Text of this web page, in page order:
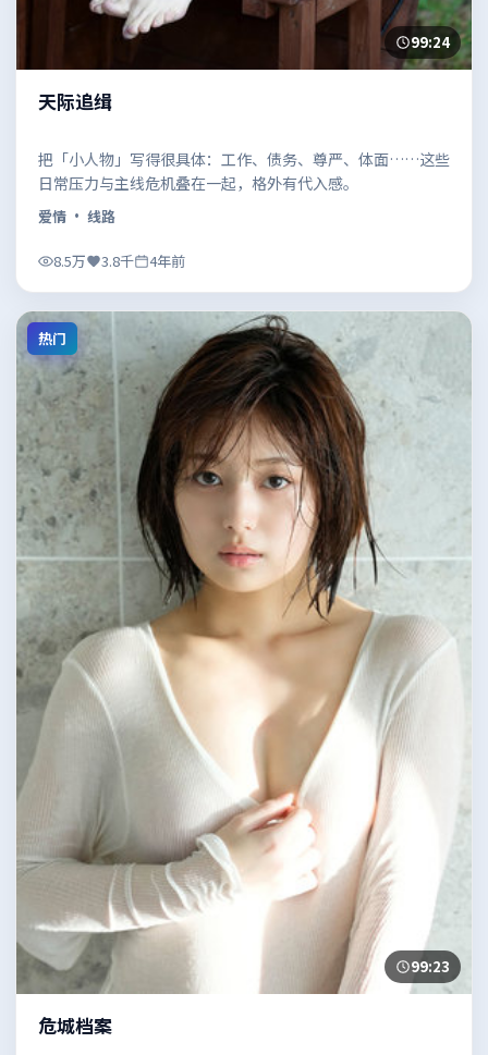
99:24
天际追缉
把「小人物」写得很具体：工作、债务、尊严、体面……这些
日常压力与主线危机叠在一起，格外有代入感。
爱情 · 线路
8.5万 3.8千 4年前
热门
99:23
危城档案